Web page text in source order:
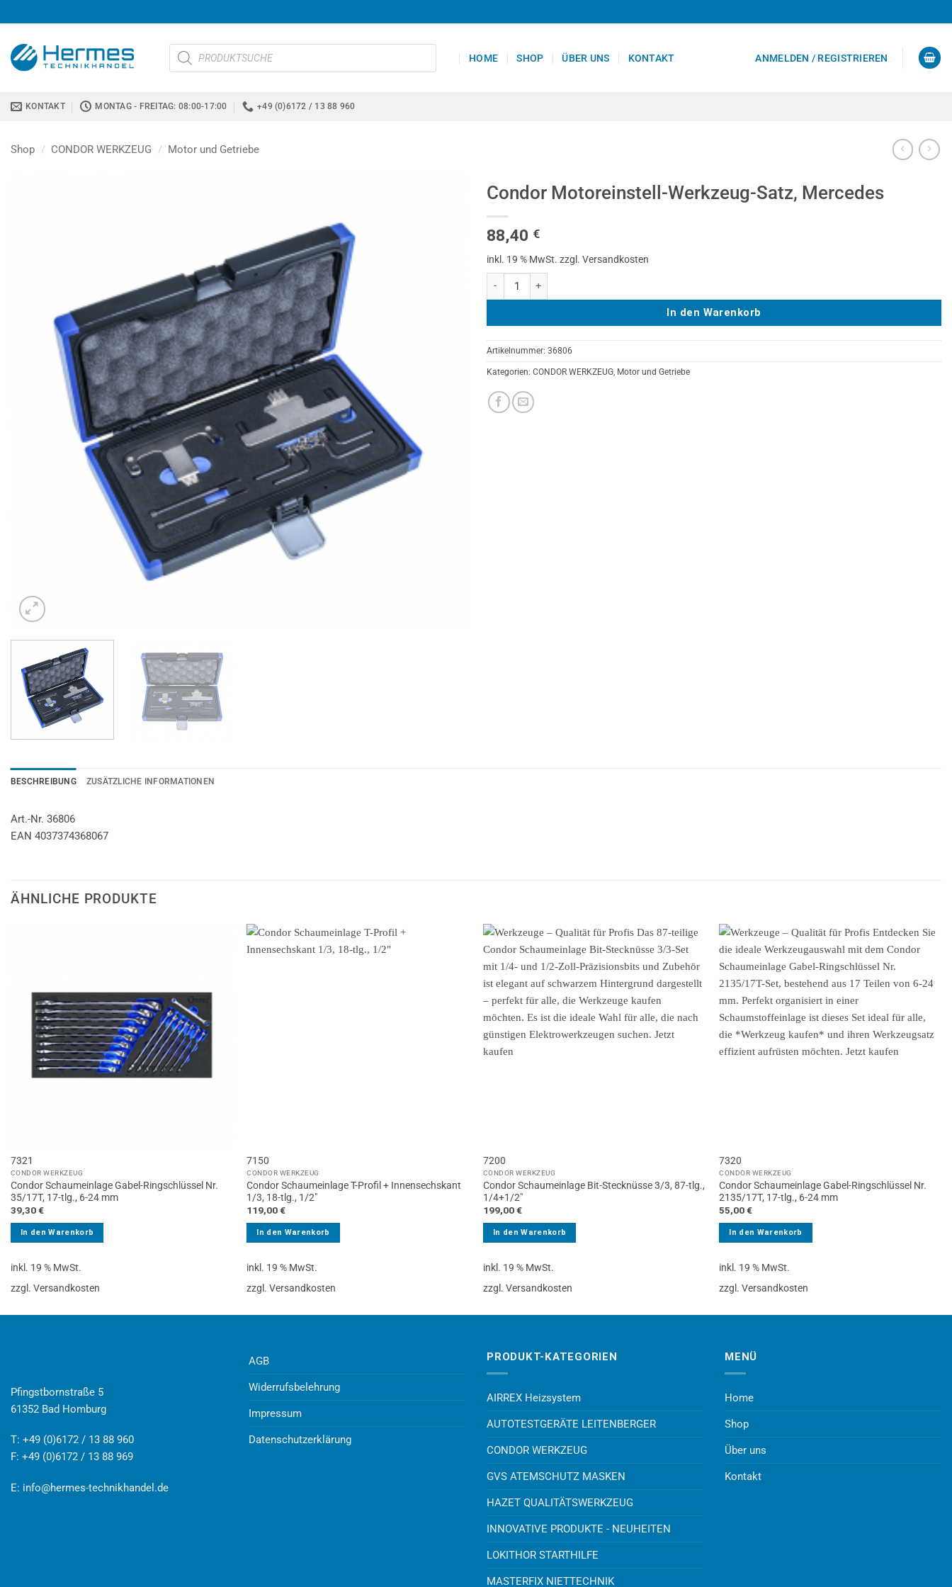
Inhalt
springen
Products
search
HOME SHOP ÜBER UNS KONTAKT ANMELDEN / REGISTRIEREN
KONTAKT MONTAG - FREITAG: 08:00-17:00 +49 (0)6172 / 13 88 960
Shop / CONDOR WERKZEUG / Motor und Getriebe
Condor Motoreinstell-Werkzeug-Satz, Mercedes
88,40 €
inkl. 19 % MwSt. zzgl. Versandkosten
In den Warenkorb
Artikelnummer: 36806
Kategorien: CONDOR WERKZEUG Motor und Getriebe
BESCHREIBUNG ZUSÄTZLICHE INFORMATIONEN
Art.-Nr. 36806
EAN 4037374368067
ÄHNLICHE PRODUKTE
7321
CONDOR WERKZEUG
Condor Schaumeinlage Gabel-Ringschlüssel Nr.
35/17T, 17-tlg., 6-24 mm
39,30€
In den Warenkorb
inkl. 19 % MwSt.
zzgl. Versandkosten
7150
CONDOR WERKZEUG
Condor Schaumeinlage T-Profil + Innensechskant
1/3, 18-tlg., 1/2″
119,00€
In den Warenkorb
inkl. 19 % MwSt.
zzgl. Versandkosten
7200
CONDOR WERKZEUG
Condor Schaumeinlage Bit-Stecknüsse 3/3, 87-tlg.,
1/4+1/2″
199,00€
In den Warenkorb
inkl. 19 % MwSt.
zzgl. Versandkosten
7320
CONDOR WERKZEUG
Condor Schaumeinlage Gabel-Ringschlüssel Nr.
2135/17T, 17-tlg., 6-24 mm
55,00€
In den Warenkorb
inkl. 19 % MwSt.
zzgl. Versandkosten
Pfingstbornstraße 5
61352 Bad Homburg
T: +49 (0)6172 / 13 88 960
F: +49 (0)6172 / 13 88 969
E: info@hermes-technikhandel.de
AGB
Widerrufsbelehrung
Impressum
Datenschutzerklärung
PRODUKT-KATEGORIEN
AIRREX Heizsystem
AUTOTESTGERÄTE LEITENBERGER
CONDOR WERKZEUG
GVS ATEMSCHUTZ MASKEN
HAZET QUALITÄTSWERKZEUG
INNOVATIVE PRODUKTE - NEUHEITEN
LOKITHOR STARTHILFE
MASTERFIX NIETTECHNIK
MENÜ
Home
Shop
Über uns
Kontakt